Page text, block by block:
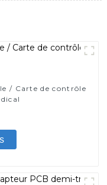
/ Carte de contrôle